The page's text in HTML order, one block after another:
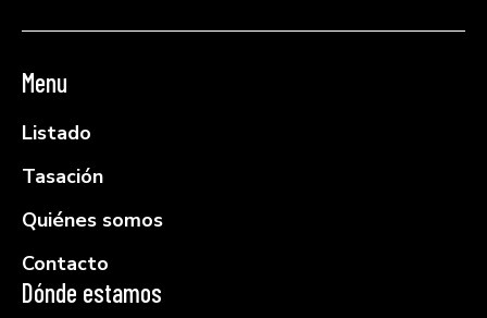
Menu
Listado
Tasación
Quiénes somos
Contacto
Dónde estamos